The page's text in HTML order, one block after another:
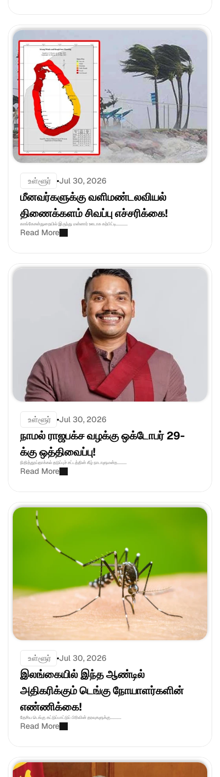
உள்ளூர் Jul 30, 2026
மீனவர்களுக்கு வளிமண்டலவியல்
திணைக்களம் சிவப்பு எச்சரிக்கை!
காங்கேசன்துறையில் இருந்து மன்னார் ஊடாக கற்பிட்டி............
Read More
உள்ளூர் Jul 30, 2026
நாமல் ராஜபக்ச வழக்கு ஒக்டோபர் 29-
க்கு ஒத்திவைப்பு!
நிதித்தூய்தாக்கல் தடுப்புச் சட்டத்தின் கீழ் நாடாளுமன்ற..........
Read More
உள்ளூர் Jul 30, 2026
இலங்கையில் இந்த ஆண்டில்
அதிகரிக்கும் டெங்கு நோயாளர்களின்
எண்ணிக்கை!
தேசிய டெங்கு கட்டுப்பாட்டுப் பிரிவின் தரவுகளுக்கு...........
Read More